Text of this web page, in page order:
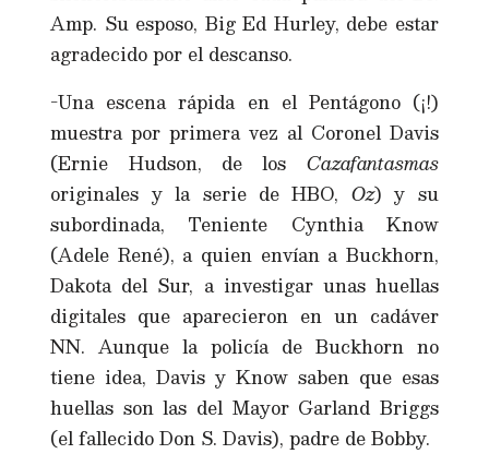
Amp. Su esposo, Big Ed Hurley, debe estar
agradecido por el descanso.
-Una escena rápida en el Pentágono (¡!)
muestra por primera vez al Coronel Davis
(Ernie Hudson, de los Cazafantasmas
originales y la serie de HBO, Oz) y su
subordinada, Teniente Cynthia Know
(Adele René), a quien envían a Buckhorn,
Dakota del Sur, a investigar unas huellas
digitales que aparecieron en un cadáver
NN. Aunque la policía de Buckhorn no
tiene idea, Davis y Know saben que esas
huellas son las del Mayor Garland Briggs
(el fallecido Don S. Davis), padre de Bobby.